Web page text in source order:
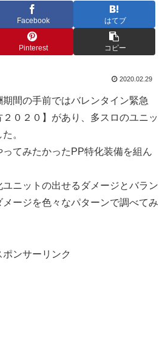
Facebook はてブ
Pinterest コピー
2020.02.29
期間の手前ではバレンタイン緊急
２０２０】があり、多スロのユニッ
。
てみたかったPP特化装備を組ん
ニットの出せるダメージとバラン
ージを色々なパターンで調べてみ
ポンサーリンク